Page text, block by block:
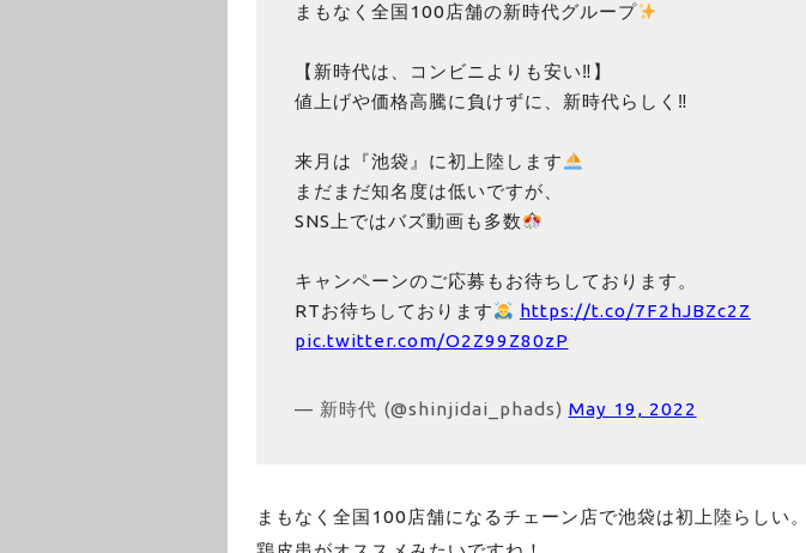
まもなく全国100店舗の新時代グループ
【新時代は、コンビニよりも安い‼︎】
値上げや価格高騰に負けずに、新時代らしく‼︎
来月は『池袋』に初上陸します
まだまだ知名度は低いですが、
SNS上ではバズ動画も多数
キャンペーンのご応募もお待ちしております。
RTお待ちしております
https://t.co/7F2hJBZc2Z
pic.twitter.com/O2Z99Z80zP
— 新時代 (@shinjidai_phads) May 19, 2022
まもなく全国100店舗になるチェーン店で池袋は初上陸らしい。